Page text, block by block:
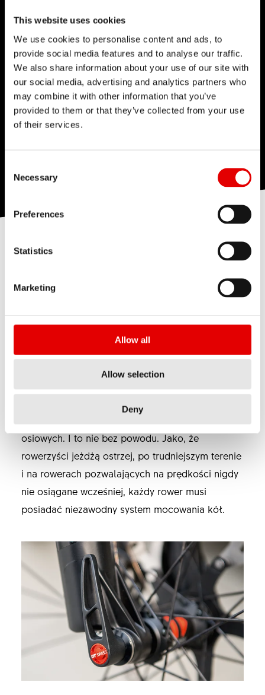
This website uses cookies
We use cookies to personalise content and ads, to
provide social media features and to analyse our traffic.
We also share information about your use of our site with
our social media, advertising and analytics partners who
may combine it with other information that you’ve
provided to them or that they’ve collected from your use
of their services.
Necessary
Preferences
Statistics
Marketing
Allow all
Allow selection
Deny
System RWS mocuje koła bezpiecznie, szybko i z
niezrównaną siłą zaciskania. Te cienkie szpikulce
są produkowane całkowicie z aluminium i
osiowych. I to nie bez powodu. Jako, że
rowerzyści jeżdżą ostrzej, po trudniejszym terenie
i na rowerach pozwalających na prędkości nigdy
nie osiągane wcześniej, każdy rower musi
posiadać niezawodny system mocowania kół.